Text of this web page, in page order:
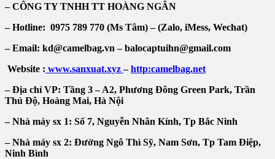
– CÔNG TY TNHH TT HOÀNG NGÂN
– Hotline: 0975 789 770 (Ms Tâm) – (Zalo, iMess, Wechat)
– Email: kd@camelbag.vn – balocaptuihn@gmail.com
Website : www.sanxuat.xyz –http:camelbag.net
– Địa chỉ VP: Tầng 3 – A2, Phương Đông Green Park, Trần
Thủ Độ, Hoàng Mai, Hà Nội
– Nhà máy sx 1: Số 7, Nguyễn Nhân Kính, Tp Bắc Ninh
– Nhà máy sx 2: Đường Ngô Thì Sỹ, Nam Sơn, Tp Tam Điệp,
Ninh Bình